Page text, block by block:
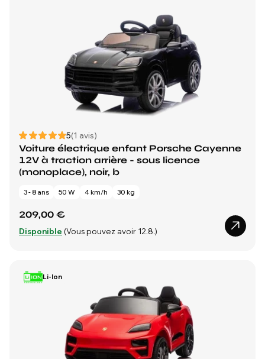
5(1 avis)
Voiture électrique enfant Porsche Cayenne
12V à traction arrière - sous licence
(monoplace), noir, b
3 - 8 ans 50 W 4 km/h 30 kg
209,00 €
Disponible (Vous pouvez avoir 12.8.)
Li-Ion